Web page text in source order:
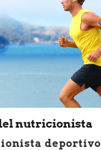
nutricionista
deportivo